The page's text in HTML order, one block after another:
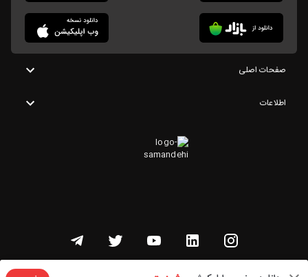
صفحات اصلی
اطلاعات
تمامی حقوق این وبسایت متعلق به شنوتو است